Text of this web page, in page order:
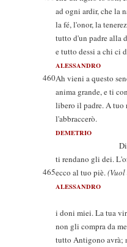
ad ogni ardir, che la
la fé, l'onor, la
tutto d'un padre alla
e tutto dessi a chi ci
ALESSANDRO
460Ah vieni a questo
anima grande, e ti
libero il padre. A tuo
l'abbraccerò.
DEMETRIO
Di tua
ti rendano gli dei.
465ecco al tuo piè.
ALESSANDRO
Che fai?
i doni miei. La tua
non gli compra da
tutto Antigono avrà;